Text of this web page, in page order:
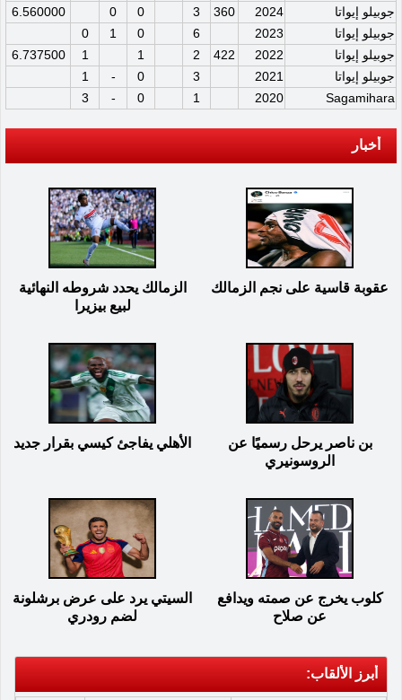
جوبيلو إيواتا
2024
360
3
0
0
6.560000
جوبيلو إيواتا
2023
6
0
1
0
جوبيلو إيواتا
2022
422
2
1
1
6.737500
جوبيلو إيواتا
2021
3
0
-
1
Sagamihara
2020
1
0
-
3
أخبار
عقوبة قاسية على نجم الزمالك
الزمالك يحدد شروطه النهائية
لبيع بيزيرا
بن ناصر يرحل رسميًا عن
الروسونيري
الأهلي يفاجئ كيسي بقرار جديد
كلوب يخرج عن صمته ويدافع
عن صلاح
السيتي يرد على عرض برشلونة
لضم رودري
أبرز الألقاب: